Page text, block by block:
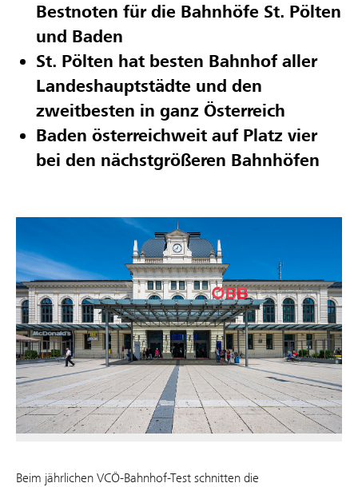
Bestnoten für die Bahnhöfe St. Pölten
und Baden
St. Pölten hat besten Bahnhof aller
Landeshauptstädte und den
zweitbesten in ganz Österreich
Baden österreichweit auf Platz vier
bei den nächstgrößeren Bahnhöfen
Beim jährlichen VCÖ-Bahnhof-Test schnitten die